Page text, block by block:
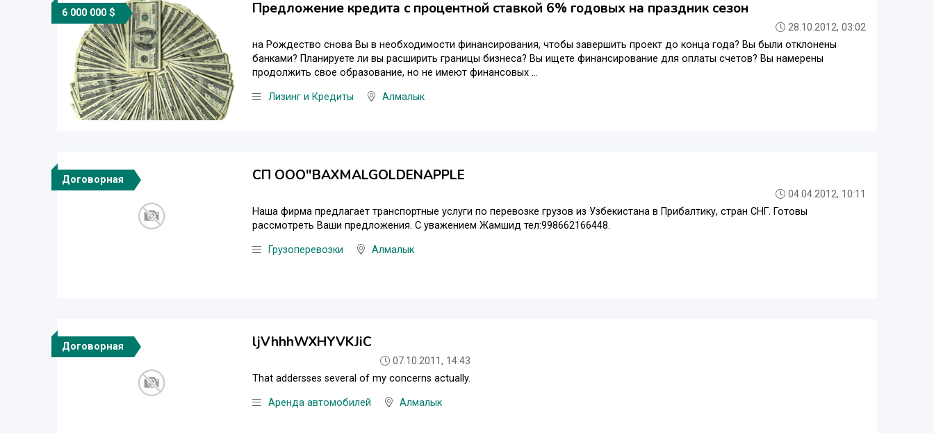
6 000 000 $ Предложение кредита с процентной ставкой 6% годовых на праздник сезон
28.10.2012, 03:02
на Рождество снова Вы в необходимости финансирования, чтобы завершить проект до конца года? Вы были отклонены
банками? Планируете ли вы расширить границы бизнеса? Вы ищете финансирование для оплаты счетов? Вы намерены
продолжить свое образование, но не имеют финансовых ...
Лизинг и Кредиты Алмалык
Договорная СП ООО"BAXMALGOLDENAPPLE
04.04.2012, 10:11
Наша фирма предлагает транспортные услуги по перевозке грузов из Узбекистана в Прибалтику, стран СНГ. Готовы
рассмотреть Ваши предложения. С уважением Жамшид тел:998662166448.
Грузоперевозки Алмалык
Договорная ljVhhhWXHYVKJiC
07.10.2011, 14:43
That addersses several of my concerns actually.
Аренда автомобилей Алмалык